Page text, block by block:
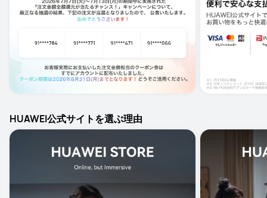
HUAWEI公式サイトを選ぶ理由